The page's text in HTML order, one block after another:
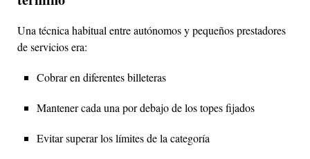
Una técnica habitual entre autónomos y pequeños prestadores
de servicios era:
Cobrar en diferentes billeteras
Mantener cada una por debajo de los topes fijados
Evitar superar los límites de la categoría